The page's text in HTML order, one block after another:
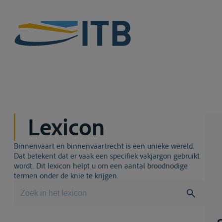
Lexicon
Binnenvaart en binnenvaartrecht is een unieke wereld.
Dat betekent dat er vaak een specifiek vakjargon gebruikt
wordt. Dit lexicon helpt u om een aantal broodnodige
termen onder de knie te krijgen.